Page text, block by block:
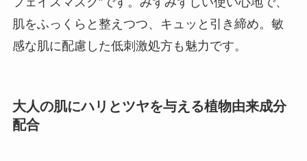
肌をふっくらと整えつつ、キュッと引き締め。敏
感な肌に配慮した低刺激処方も魅力です。
大人の肌にハリとツヤを与える植物由来成分
配合